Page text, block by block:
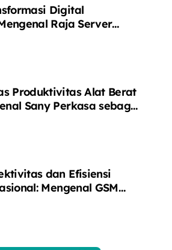
Digital
Raja Server
Solusi Infrastruktur TI
Produktivitas Alat Berat
Sany Perkasa sebagai
Tangguh melalui
dan Efisiensi
Mengenal GSM
Solusi Logistik dan Alat